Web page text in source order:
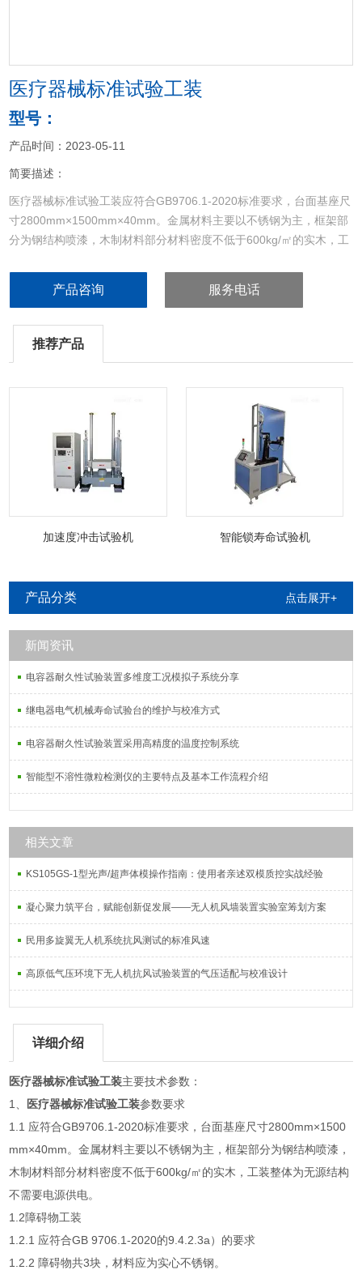
医疗器械标准试验工装
型号：
产品时间：2023-05-11
简要描述：
医疗器械标准试验工装应符合GB9706.1-2020标准要求，台面基座尺
寸2800mm×1500mm×40mm。金属材料主要以不锈钢为主，框架部
分为钢结构喷漆，木制材料部分材料密度不低于600kg/㎡的实木，工
产品咨询 服务电话
推荐产品
加速度冲击试验机 智能锁寿命试验机
产品分类 点击展开+
新闻资讯
电容器耐久性试验装置多维度工况模拟子系统分享
继电器电气机械寿命试验台的维护与校准方式
电容器耐久性试验装置采用高精度的温度控制系统
智能型不溶性微粒检测仪的主要特点及基本工作流程介绍
相关文章
KS105GS-1型光声/超声体模操作指南：使用者亲述双模质控实战经验
凝心聚力筑平台，赋能创新促发展——无人机风墙装置实验室筹划方案
民用多旋翼无人机系统抗风测试的标准风速
高原低气压环境下无人机抗风试验装置的气压适配与校准设计
详细介绍
医疗器械标准试验工装主要技术参数：
1、
医疗器械标准试验工装参数要求
1.1 应符合GB9706.1-2020标准要求，台面基座尺寸2800mm×1500
mm×40mm。金属材料主要以不锈钢为主，框架部分为钢结构喷漆，
木制材料部分材料密度不低于600kg/㎡的实木，工装整体为无源结构
不需要电源供电。
1.2障碍物工装
1.2.1 应符合GB 9706.1-2020的9.4.2.3a）的要求
1.2.2 障碍物共3块，材料应为实心不锈钢。